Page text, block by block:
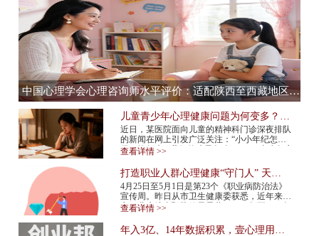
中国心理学会心理咨询师水平评价：适配陕西至西藏地区，心理咨询师水平评价全流程服务提供商
儿童青少年心理健康问题为何变多？应
该如何预防？
近日，某医院面向儿童的精神科门诊深夜排队
的新闻在网上引发广泛关注：“小小年纪怎么
得了抑郁症”“我们的孩子怎么了”……青少年心
查看详情 >>
打造职业人群心理健康“守门人” 天津
市职业人群心理咨询平台上线
4月25日至5月1日是第23个《职业病防治法》
宣传周。昨日从市卫生健康委获悉，近年来我
市职业病综合预防效果显著，2015年至2024年
2024年...
查看详情 >>
年入3亿、14年数据积累，壹心理用AI